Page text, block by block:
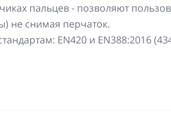
пальцев - позволяют
не снимая перчаток.
EN420 и EN388:2016